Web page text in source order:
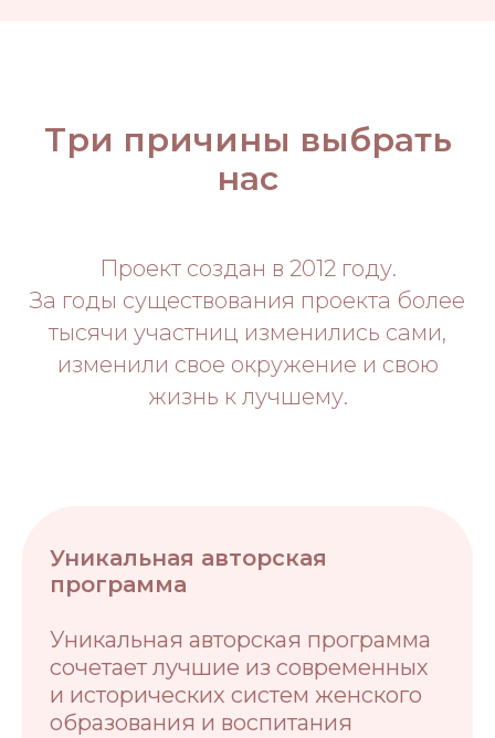
Три причины выбрать
нас
Проект создан в 2012 году.
За годы существования проекта более
тысячи участниц изменились сами,
изменили свое окружение и свою
жизнь к лучшему.
Уникальная авторская
программа
Уникальная авторская программа
сочетает лучшие из современных
и исторических систем женского
образования и воспитания